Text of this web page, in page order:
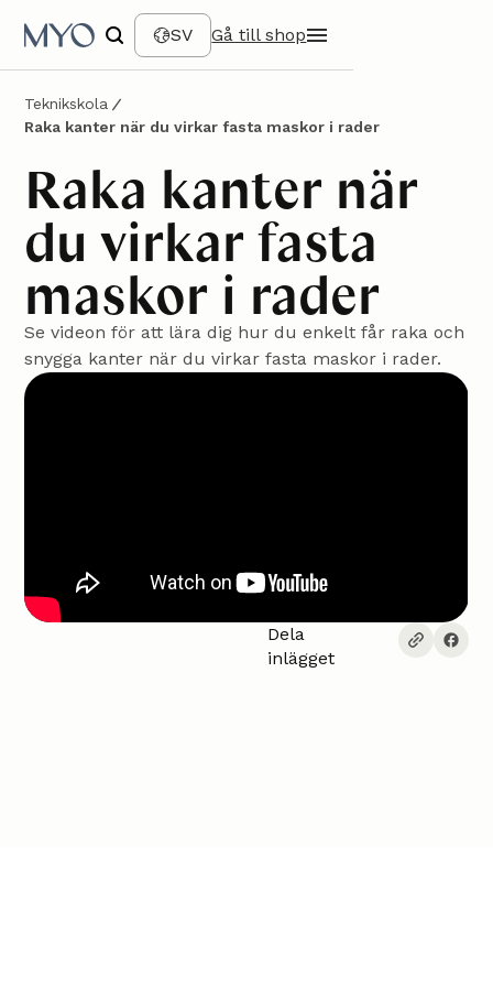
SV Gå till shop
Teknikskola
Raka kanter när du virkar fasta maskor i rader
Raka kanter när
du virkar fasta
maskor i rader
Se videon för att lära dig hur du enkelt får raka och
snygga kanter när du virkar fasta maskor i rader.
Dela
inlägget